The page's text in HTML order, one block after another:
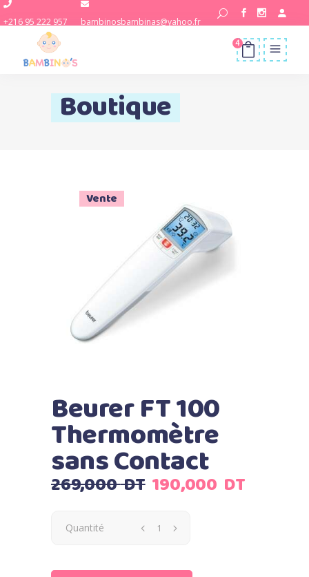
+216 95 222 957 bambinosbambinas@yahoo.fr
4
Boutique
Vente
Beurer FT 100
Thermomètre
sans Contact
269,000DT Le
initial
était :
190,000 DT
Quantité